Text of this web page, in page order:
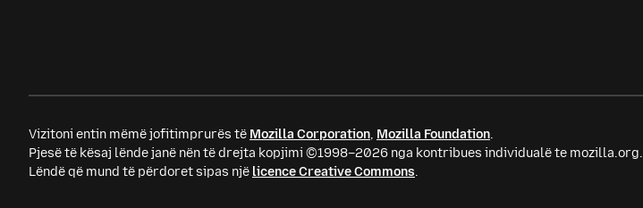
Vizitoni entin mëmë jofitimprurës të Mozilla Corporation, Mozilla Foundation.
Pjesë të kësaj lënde janë nën të drejta kopjimi ©1998–2026 nga kontribues individualë te mozilla.org.
Lëndë që mund të përdoret sipas një licence Creative Commons.